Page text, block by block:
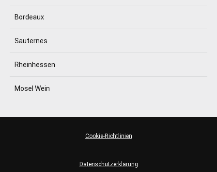
Bordeaux
Sauternes
Rheinhessen
Mosel Wein
Datenschutzerklärung
Cookie-Richtlinien